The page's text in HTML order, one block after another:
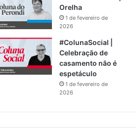
Orelha
1 de fevereiro de
2026
#ColunaSocial |
Celebração de
casamento não é
espetáculo
1 de fevereiro de
2026